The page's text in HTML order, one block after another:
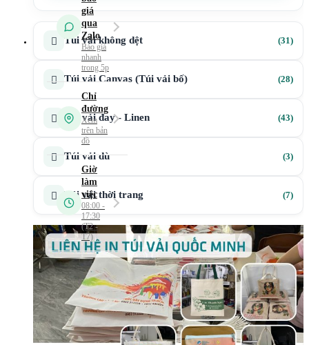
Túi vải không dệt 3131
Túi vải Canvas (Túi vải bố) 2828
Túi vải đay - Linen 4343
Túi vải dù 33
Túi vải thời trang 77